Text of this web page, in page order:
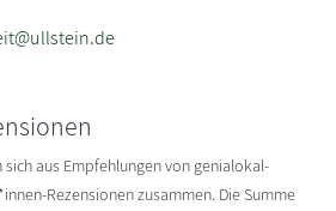
sich aus Empfehlungen von genialokal-
Rezensionen zusammen. Die Summe